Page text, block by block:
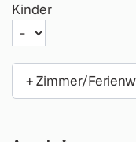
Kinder
+ Zimmer/